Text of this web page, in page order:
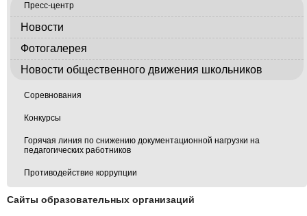
Пресс-центр
Новости
Фотогалерея
Новости общественного движения школьников
Соревнования
Конкурсы
Горячая линия по снижению документационной нагрузки на
педагогических работников
Противодействие коррупции
Сайты образовательных организаций